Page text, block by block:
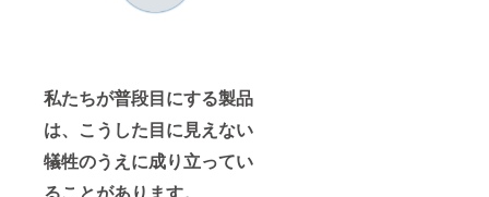
私たちが普段目にする製品
は、こうした目に見えない
犠牲のうえに成り立ってい
ることがあります。